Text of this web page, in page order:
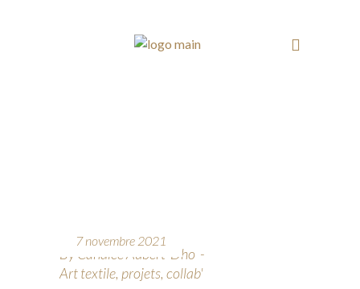
7 novembre 2021
By Candice Aubert-Dho
Art textile, projets, collab'